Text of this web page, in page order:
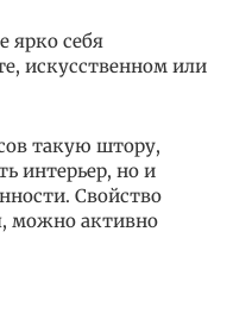
ярко себя
искусственном или
такую штору,
интерьер, но и
Свойство
можно активно